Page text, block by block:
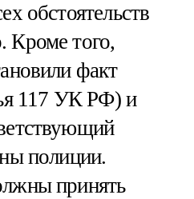
обстоятельств
Кроме того,
факт
117 УК РФ) и
полиции.
принять